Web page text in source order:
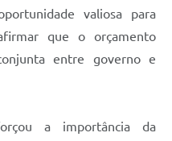
valiosa para
que o orçamento
entre governo e
a importância da